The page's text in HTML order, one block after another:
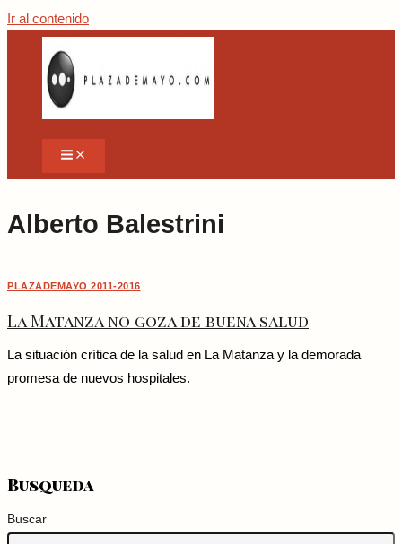
Ir al contenido
Alberto Balestrini
PLAZADEMAYO 2011-2016
La Matanza no goza de buena salud
La situación crítica de la salud en La Matanza y la demorada
promesa de nuevos hospitales.
Busqueda
Buscar